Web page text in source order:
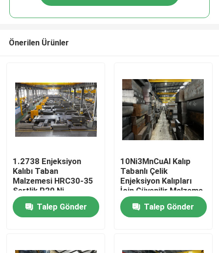
Ana sayfa
Ürünler
Önerilen Ürünler
1.2738 Enjeksiyon
Kalıbı Taban
Malzemesi HRC30-35
Sertlik P20 Ni
Talep Gönder
10Ni3MnCuAl Kalıp
Tabanlı Çelik
Enjeksiyon Kalıpları
İçin Güvenilir Malzeme
Talep Gönder